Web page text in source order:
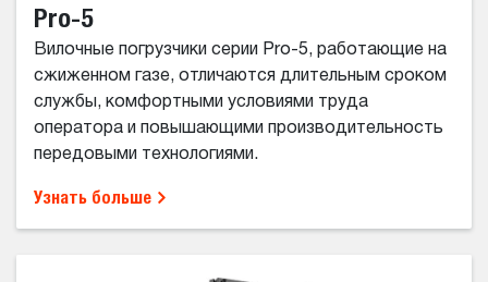
Pro-5
Вилочные погрузчики серии Pro-5, работающие на
сжиженном газе, отличаются длительным сроком
службы, комфортными условиями труда
оператора и повышающими производительность
передовыми технологиями.
Узнать больше